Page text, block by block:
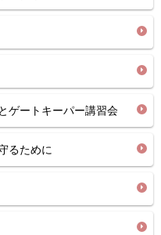
ゲートキーパー講習会
るために